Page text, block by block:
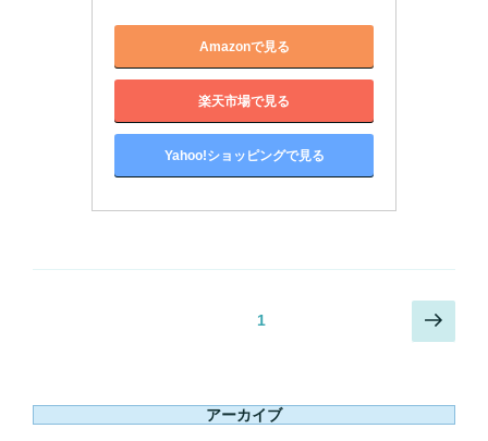
Amazonで見る
楽天市場で見る
Yahoo!ショッピングで見る
ゲ
1
次
の
ジ
アーカイブ